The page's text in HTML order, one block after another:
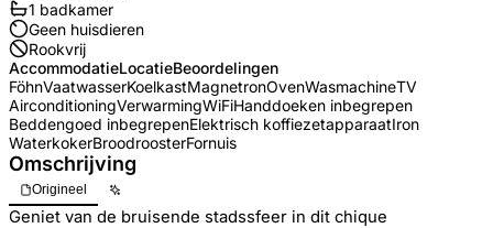
1 badkamer
Geen huisdieren
Rookvrij
AccommodatieLocatieBeoordelingen
FöhnVaatwasserKoelkastMagnetronOvenWasmachineTV
AirconditioningVerwarmingWiFiHanddoeken inbegrepen
Beddengoed inbegrepenElektrisch koffiezetapparaatIron
WaterkokerBroodroosterFornuis
Omschrijving
Origineel
Geniet van de bruisende stadssfeer in dit chique